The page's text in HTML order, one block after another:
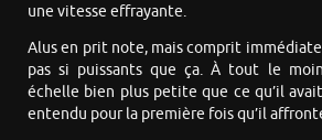
une vitesse effrayante.
Alus en prit note, mais comprit
pas si puissants que ça. À tout le
échelle bien plus petite que ce qu’il
entendu pour la première fois qu’il